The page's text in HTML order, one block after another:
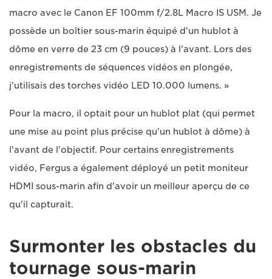
macro avec le Canon EF 100mm f/2.8L Macro IS USM. Je
possède un boîtier sous-marin équipé d'un hublot à
dôme en verre de 23 cm (9 pouces) à l'avant. Lors des
enregistrements de séquences vidéos en plongée,
j'utilisais des torches vidéo LED 10.000 lumens. »
Pour la macro, il optait pour un hublot plat (qui permet
une mise au point plus précise qu'un hublot à dôme) à
l'avant de l'objectif. Pour certains enregistrements
vidéo, Fergus a également déployé un petit moniteur
HDMI sous-marin afin d'avoir un meilleur aperçu de ce
qu'il capturait.
Surmonter les obstacles du
tournage sous-marin